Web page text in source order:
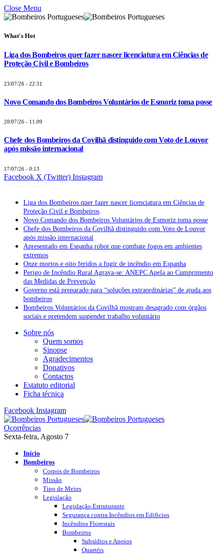
Close Menu
What's Hot
Liga dos Bombeiros quer fazer nascer licenciatura em Ciências de
Proteção Civil e Bombeiros
23/07/26 - 22:31
Novo Comando dos Bombeiros Voluntários de Esmoriz toma posse
20/07/26 - 11:09
Chefe dos Bombeiros da Covilhã distinguido com Voto de Louvor
após missão internacional
17/07/26 - 0:13
Facebook X (Twitter) Instagram
Liga dos Bombeiros quer fazer nascer licenciatura em Ciências de
Proteção Civil e Bombeiros
Novo Comando dos Bombeiros Voluntários de Esmoriz toma posse
Chefe dos Bombeiros da Covilhã distinguido com Voto de Louvor
após missão internacional
Apresentado em Espanha robot que combate fogos em ambientes
extremos
Onze mortos e oito feridos a fugir de incêndio em Espanha
Perigo de Incêndio Rural Agrava-se: ANEPC Apela ao Cumprimento
das Medidas de Prevenção
Governo está preparado para “soluções extraordinárias” de ajuda aos
bombeiros
Bombeiros Voluntários da Covilhã mostram desagrado com órgãos
sociais e pretendem suspender trabalho voluntário
Sobre nós
Quem somos
Sinopse
Agradecimentos
Donativos
Contactos
Estatuto editorial
Ficha técnica
Facebook Instagram
Ocorrências
Sexta-feira, Agosto 7
Início
Bombeiros
Corpos de Bombeiros
Missão
Tipo de Meios
Legislação
Legislação Estruturante
Segurança contra Incêndios em Edificios
Incêndios Florestais
Bombeiros
Subsídios e Apoios
Quartéis